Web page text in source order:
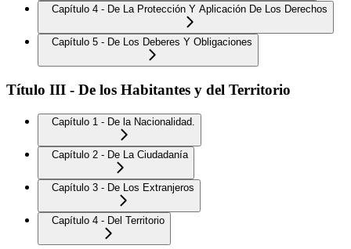
Capítulo 4 - De La Protección Y Aplicación De Los Derechos
Capítulo 5 - De Los Deberes Y Obligaciones
Título III - De los Habitantes y del Territorio
Capítulo 1 - De la Nacionalidad.
Capítulo 2 - De La Ciudadanía
Capítulo 3 - De Los Extranjeros
Capítulo 4 - Del Territorio